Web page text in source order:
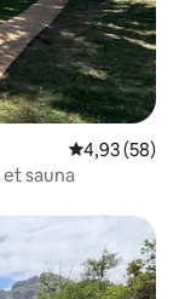
Note
4,93 (58)
sauna